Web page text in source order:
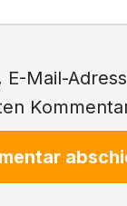
E-Mail-